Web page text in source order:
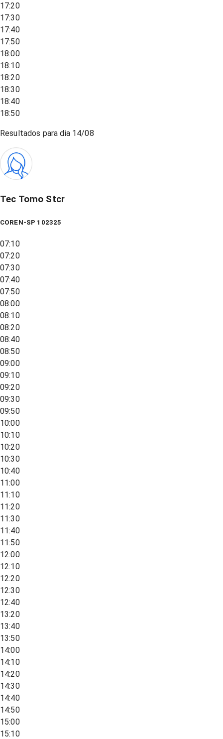
17:20
17:30
17:40
17:50
18:00
18:10
18:20
18:30
18:40
18:50
Resultados para dia 14/08
Tec Tomo Stcr
COREN-SP 102325
07:10
07:20
07:30
07:40
07:50
08:00
08:10
08:20
08:40
08:50
09:00
09:10
09:20
09:30
09:50
10:00
10:10
10:20
10:30
10:40
11:00
11:10
11:20
11:30
11:40
11:50
12:00
12:10
12:20
12:30
12:40
13:20
13:40
13:50
14:00
14:10
14:20
14:30
14:40
14:50
15:00
15:10